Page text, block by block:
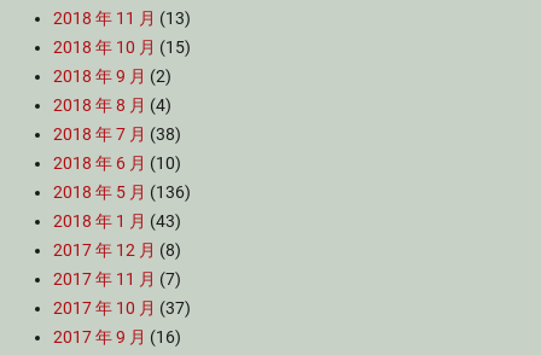
2018 年 11 月 (13)
2018 年 10 月 (15)
2018 年 9 月 (2)
2018 年 8 月 (4)
2018 年 7 月 (38)
2018 年 6 月 (10)
2018 年 5 月 (136)
2018 年 1 月 (43)
2017 年 12 月 (8)
2017 年 11 月 (7)
2017 年 10 月 (37)
2017 年 9 月 (16)